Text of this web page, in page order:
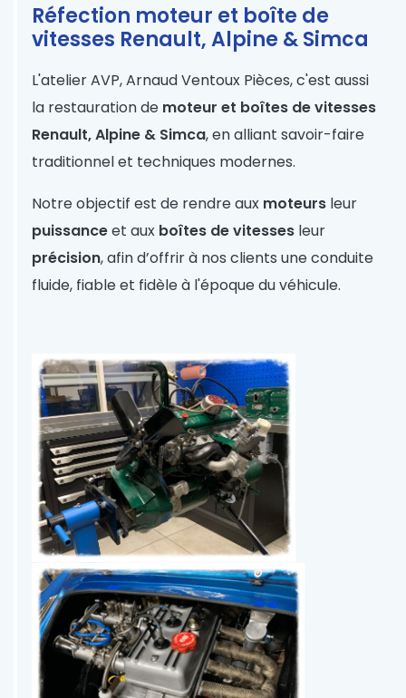
Réfection moteur et boîte de
vitesses Renault, Alpine & Simca
L'atelierAVP, Arnaud Ventoux Pièces, c'est aussi
la restauration de moteur et boîtes de vitesses
Renault,Alpine & Simca, en alliant savoir-faire
traditionnel et techniques modernes.
Notre objectif est de rendre aux moteurs leur
puissanceet aux boîtes de vitesses leur
précision, afin d’offrir à nos clients une conduite
fluide, fiable et fidèle à l'époque du véhicule.